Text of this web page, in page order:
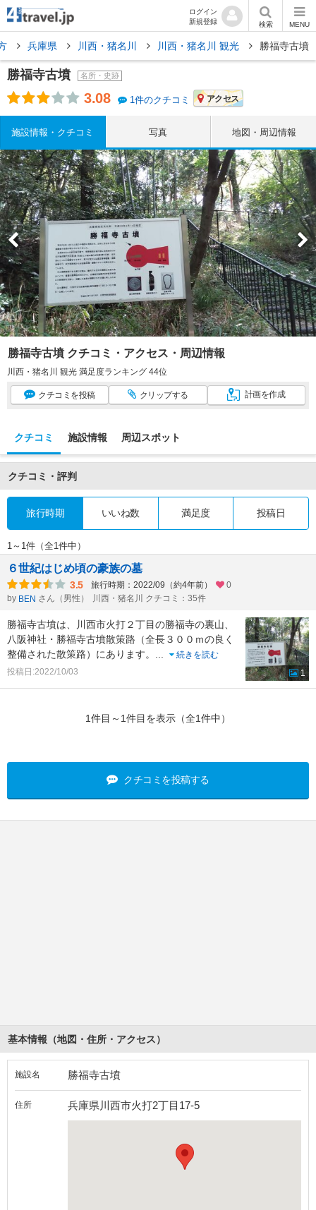
ログイン
新規登録
検索 MENU
兵庫県 川西・猪名川 川西・猪名川 観光 勝福寺古墳
勝福寺古墳 名所・史跡
3.08 1件のクチコミ アクセス
施設情報・クチコミ 写真 地図・周辺情報
勝福寺古墳 クチコミ・アクセス・周辺情報
川西・猪名川 観光 満足度ランキング 44位
クチコミ を投稿 クリップする 計画を作成
クチコミ 施設情報 周辺スポット
クチコミ・評判
旅行時期 いいね数 満足度 投稿日
1～1件（全1件中）
６世紀はじめ頃の豪族の墓
3.5 旅行時期：2022/09（約4年前）
0
by BEN さん（男性） 川西・猪名川 クチコミ：35件
勝福寺古墳は、川西市火打２丁目の勝福寺の裏山、
八阪神社・勝福寺古墳散策路（全長３００ｍの良く
整備された散策路）にあります。 ...
続きを読む
投稿日:2022/10/03
1
1件目～1件目を表示（全1件中）
クチコミを投稿する
基本情報（地図・住所・アクセス）
施設名 勝福寺古墳
住所 兵庫県川西市火打2丁目17-5